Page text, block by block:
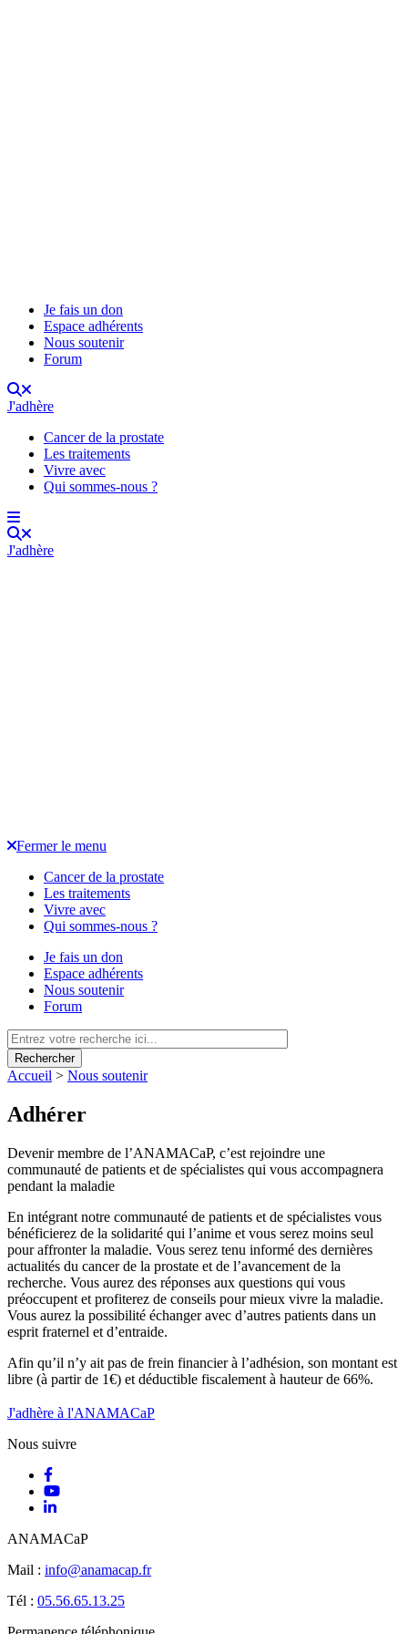
Je fais un don
Espace adhérents
Nous soutenir
Forum
J'adhère
Cancer de la prostate
Les traitements
Vivre avec
Qui sommes-nous ?
J'adhère
Fermer le menu
Cancer de la prostate
Les traitements
Vivre avec
Qui sommes-nous ?
Je fais un don
Espace adhérents
Nous soutenir
Forum
Rechercher
Accueil > Nous soutenir
Adhérer
Devenir membre de l’ANAMACaP, c’est rejoindre une
communauté de patients et de spécialistes qui vous accompagnera
pendant la maladie
En intégrant notre communauté de patients et de spécialistes vous
bénéficierez de la solidarité qui l’anime et vous serez moins seul
pour affronter la maladie. Vous serez tenu informé des dernières
actualités du cancer de la prostate et de l’avancement de la
recherche. Vous aurez des réponses aux questions qui vous
préoccupent et profiterez de conseils pour mieux vivre la maladie.
Vous aurez la possibilité échanger avec d’autres patients dans un
esprit fraternel et d’entraide.
Afin qu’il n’y ait pas de frein financier à l’adhésion, son montant est
libre (à partir de 1€) et déductible fiscalement à hauteur de 66%.
J'adhère à l'ANAMACaP
Nous suivre
ANAMACaP
Mail : info@anamacap.fr
Tél : 05.56.65.13.25